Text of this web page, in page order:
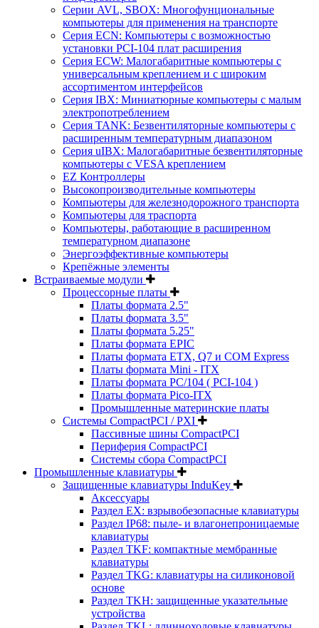
Серии AVL, SBOX: Многофунциональные
компьютеры для применения на транспорте
Серия ECN: Компьютеры с возможностью
установки PCI-104 плат расширения
Серия ECW: Малогабаритные компьютеры с
универсальным креплением и с широким
ассортиментом интерфейсов
Серия IBX: Миниатюрные компьютеры с малым
электропотреблением
Серия TANK: Безвентиляторные компьютеры с
расширенным температурным диапазоном
Серия uIBX: Малогабаритные безвентиляторные
компьютеры с VESA креплением
EZ Контроллеры
Высокопроизводительные компьютеры
Компьютеры для железнодорожного транспорта
Компьютеры для траспорта
Компьютеры, работающие в расширенном
температурном диапазоне
Энергоэффективные компьютеры
Крепёжные элементы
Встраиваемые модули
Процессорные платы
Платы формата 2.5"
Платы формата 3.5"
Платы формата 5.25"
Платы формата EPIC
Платы формата ETX, Q7 и COM Express
Платы формата Mini - ITX
Платы формата PC/104 ( PCI-104 )
Платы формата Pico-ITX
Промышленные материнские платы
Системы CompactPCI / PXI
Пассивные шины CompactPCI
Периферия CompactPCI
Системы сбора CompactPCI
Промышленные клавиатуры
Защищенные клавиатуры InduKey
Аксессуары
Раздел EX: взрывобезопасные клавиатуры
Раздел IP68: пыле- и влагонепроницаемые
клавиатуры
Раздел TKF: компактные мембранные
клавиатуры
Раздел TKG: клавиатуры на силиконовой
основе
Раздел TKH: защищенные указательные
устройства